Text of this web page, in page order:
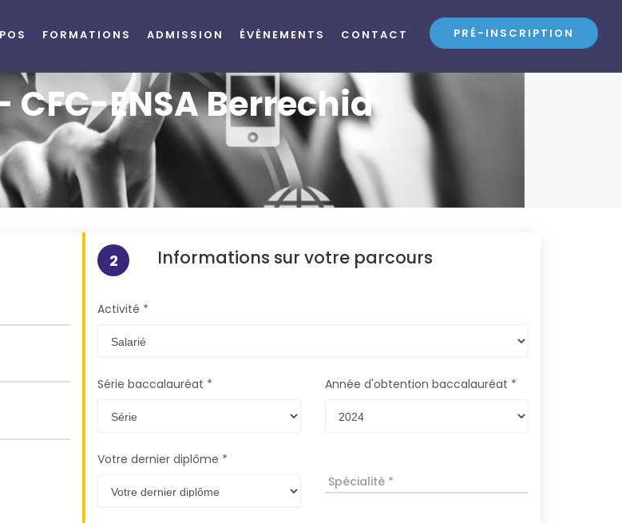
ENSA Berrechid
2 Informations sur votre parcours
Activité *
Série baccalauréat * Année d'obtention baccalauréat *
Votre dernier diplôme *
Spécialité *
PRÉ-INSCRIPTION
FORMATIONS ADMISSION ÉVÉNEMENTS CONTACT